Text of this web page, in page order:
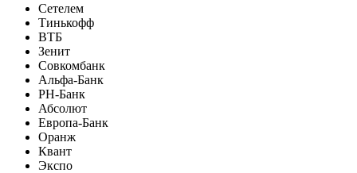
Сетелем
Тинькофф
ВТБ
Зенит
Совкомбанк
Альфа-Банк
РН-Банк
Абсолют
Европа-Банк
Оранж
Квант
Экспо